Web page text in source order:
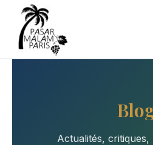
contenu
Actualités,